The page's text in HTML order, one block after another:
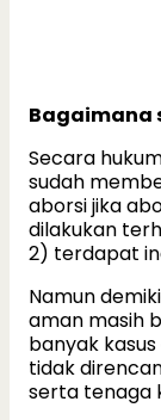
Bagaimana
Secara
sudah
aborsi jika
dilakukan
2) terdapat
Namun
aman masih
banyak
tidak
serta tenaga